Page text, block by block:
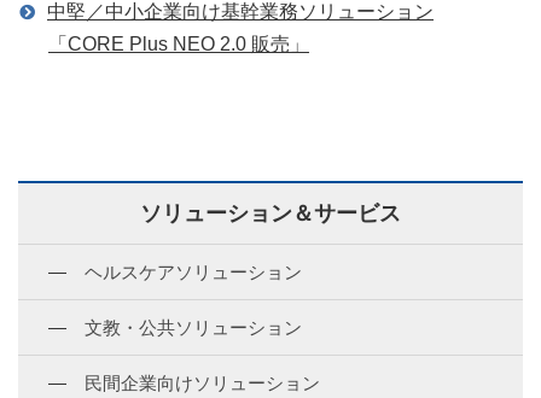
中堅／中小企業向け基幹業務ソリューション
「CORE Plus NEO 2.0 販売」
ソリューション＆サービス
ヘルスケアソリューション
文教・公共ソリューション
民間企業向けソリューション